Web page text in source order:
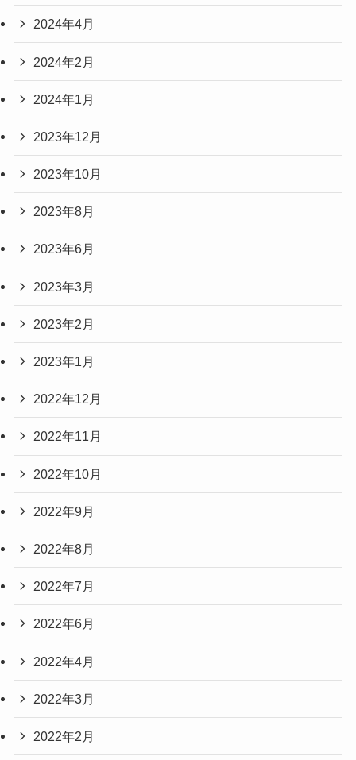
2024年4月
2024年2月
2024年1月
2023年12月
2023年10月
2023年8月
2023年6月
2023年3月
2023年2月
2023年1月
2022年12月
2022年11月
2022年10月
2022年9月
2022年8月
2022年7月
2022年6月
2022年4月
2022年3月
2022年2月